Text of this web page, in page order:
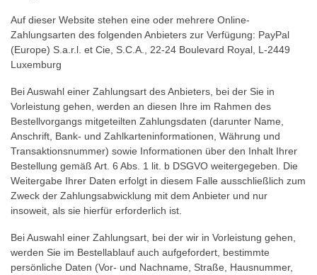
Auf dieser Website stehen eine oder mehrere Online-
Zahlungsarten des folgenden Anbieters zur Verfügung: PayPal
(Europe) S.a.r.l. et Cie, S.C.A., 22-24 Boulevard Royal, L-2449
Luxemburg
Bei Auswahl einer Zahlungsart des Anbieters, bei der Sie in
Vorleistung gehen, werden an diesen Ihre im Rahmen des
Bestellvorgangs mitgeteilten Zahlungsdaten (darunter Name,
Anschrift, Bank- und Zahlkarteninformationen, Währung und
Transaktionsnummer) sowie Informationen über den Inhalt Ihrer
Bestellung gemäß Art. 6 Abs. 1 lit. b DSGVO weitergegeben. Die
Weitergabe Ihrer Daten erfolgt in diesem Falle ausschließlich zum
Zweck der Zahlungsabwicklung mit dem Anbieter und nur
insoweit, als sie hierfür erforderlich ist.
Bei Auswahl einer Zahlungsart, bei der wir in Vorleistung gehen,
werden Sie im Bestellablauf auch aufgefordert, bestimmte
persönliche Daten (Vor- und Nachname, Straße, Hausnummer,